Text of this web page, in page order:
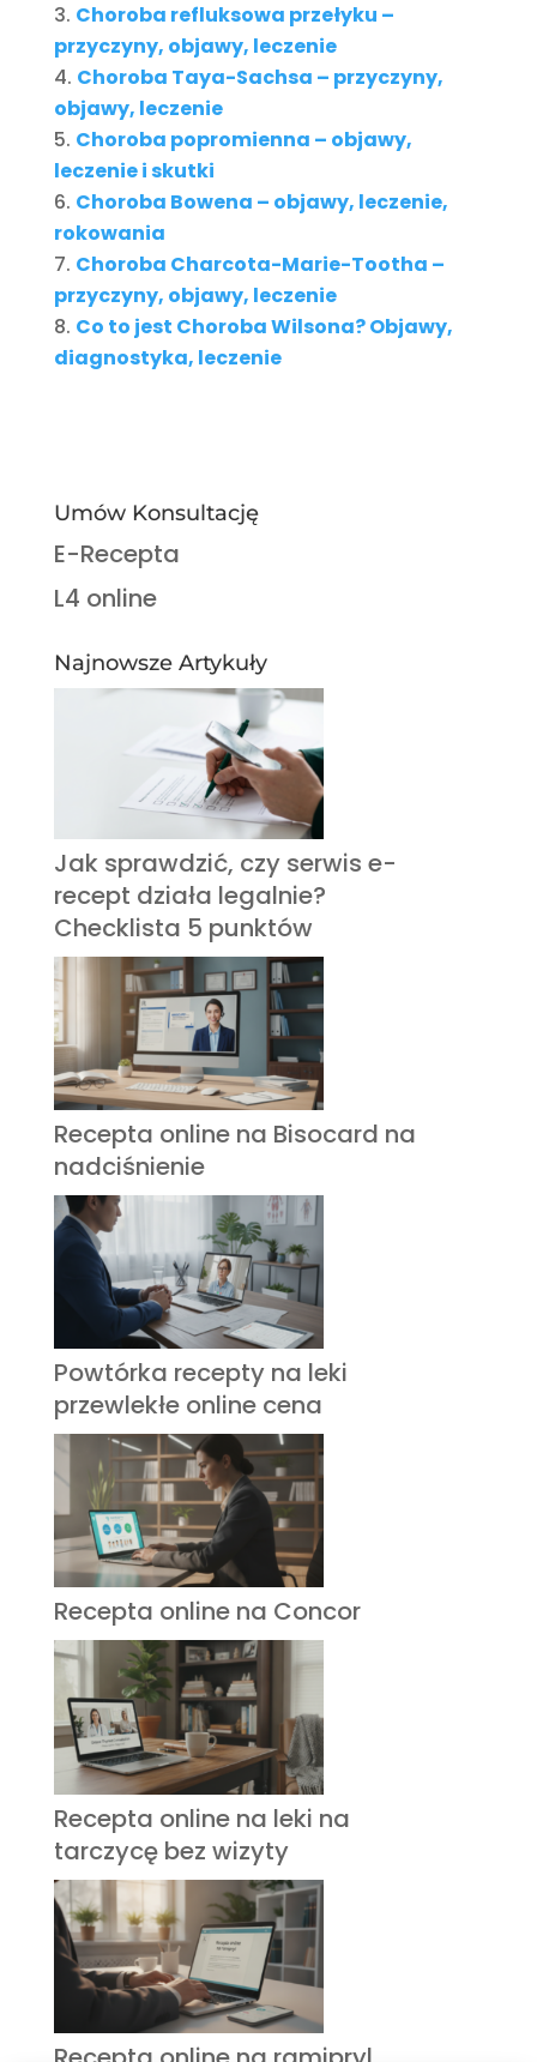
Choroba refluksowa przełyku –
przyczyny, objawy, leczenie
Choroba Taya-Sachsa – przyczyny,
objawy, leczenie
Choroba popromienna – objawy,
leczenie i skutki
Choroba Bowena – objawy, leczenie,
rokowania
Choroba Charcota-Marie-Tootha –
przyczyny, objawy, leczenie
Co to jest Choroba Wilsona? Objawy,
diagnostyka, leczenie
Umów Konsultację
E-Recepta
L4 online
Najnowsze Artykuły
Jak sprawdzić, czy serwis e-
recept działa legalnie?
Checklista 5 punktów
Recepta online na Bisocard na
nadciśnienie
Powtórka recepty na leki
przewlekłe online cena
Recepta online na Concor
Recepta online na leki na
tarczycę bez wizyty